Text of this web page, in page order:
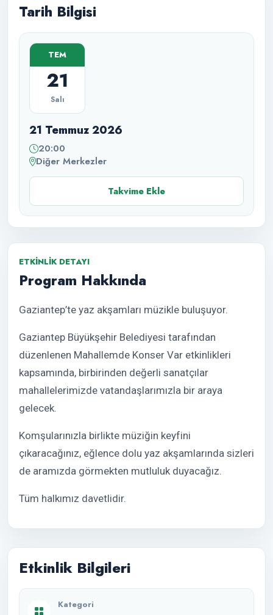
Tarih Bilgisi
TEM
21
Salı
21 Temmuz 2026
20:00
Diğer Merkezler
Takvime Ekle
ETKINLIK DETAYI
Program Hakkında
Gaziantep’te yaz akşamları müzikle buluşuyor.
Gaziantep Büyükşehir Belediyesi tarafından
düzenlenen Mahallemde Konser Var etkinlikleri
kapsamında, birbirinden değerli sanatçılar
mahallelerimizde vatandaşlarımızla bir araya
gelecek.
Komşularınızla birlikte müziğin keyfini
çıkaracağınız, eğlence dolu yaz akşamlarında sizleri
de aramızda görmekten mutluluk duyacağız.
Tüm halkımız davetlidir.
Etkinlik Bilgileri
Kategori